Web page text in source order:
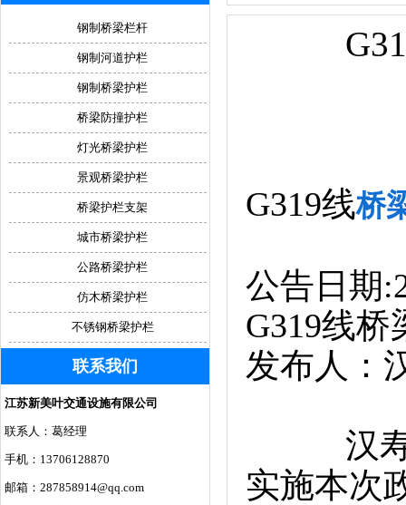
G319线桥
公告日期
G319线
发布人：
汉寿县
实施本次
钢制桥梁栏杆
钢制河道护栏
钢制桥梁护栏
桥梁防撞护栏
灯光桥梁护栏
景观桥梁护栏
桥梁护栏支架
城市桥梁护栏
公路桥梁护栏
仿木桥梁护栏
不锈钢桥梁护栏
联系我们
江苏新美叶交通设施有限公司
联系人：葛经理
手机：13706128870
邮箱：287858914@qq.com